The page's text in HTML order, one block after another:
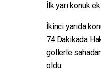
İlk yarı konuk
İkinci yarıda
74.Dakikada
gollerle
oldu.